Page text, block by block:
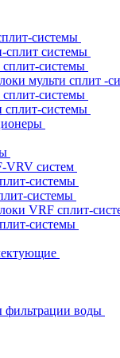
системы
сплит системы
сплит-системы
мульти сплит -
системы
сплит-системы
VRV систем
системы
системы
VRF сплит-
системы
фильтрации воды